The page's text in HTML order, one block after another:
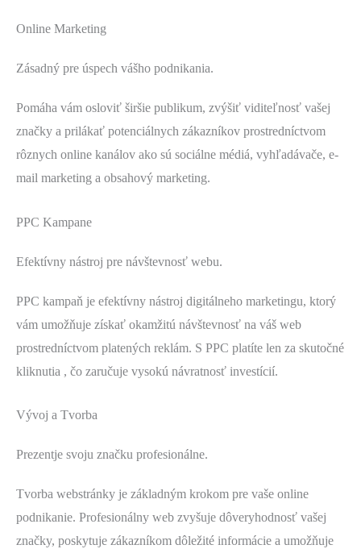
Online Marketing
Zásadný pre úspech vášho podnikania.
Pomáha vám osloviť širšie publikum, zvýšiť viditeľnosť vašej
značky a prilákať potenciálnych zákazníkov prostredníctvom
rôznych online kanálov ako sú sociálne médiá, vyhľadávače, e-
mail marketing a obsahový marketing.
PPC Kampane
Efektívny nástroj pre návštevnosť webu.
PPC kampaň je efektívny nástroj digitálneho marketingu, ktorý
vám umožňuje získať okamžitú návštevnosť na váš web
prostredníctvom platených reklám. S PPC platíte len za skutočné
kliknutia , čo zaručuje vysokú návratnosť investícií.
Vývoj a Tvorba
Prezentje svoju značku profesionálne.
Tvorba webstránky je základným krokom pre vaše online
podnikanie. Profesionálny web zvyšuje dôveryhodnosť vašej
značky, poskytuje zákazníkom dôležité informácie a umožňuje